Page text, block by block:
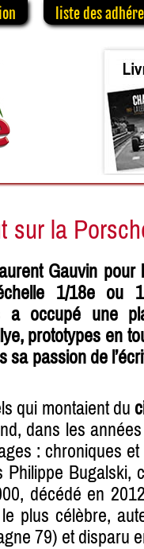
liste des
sur la
Gauvin
1/18e ou
a occupé une
prototypes en
sa passion de
qui montaient du
dans les
: chroniques
Bugalski,
décédé en
plus célèbre,
79) et disparu